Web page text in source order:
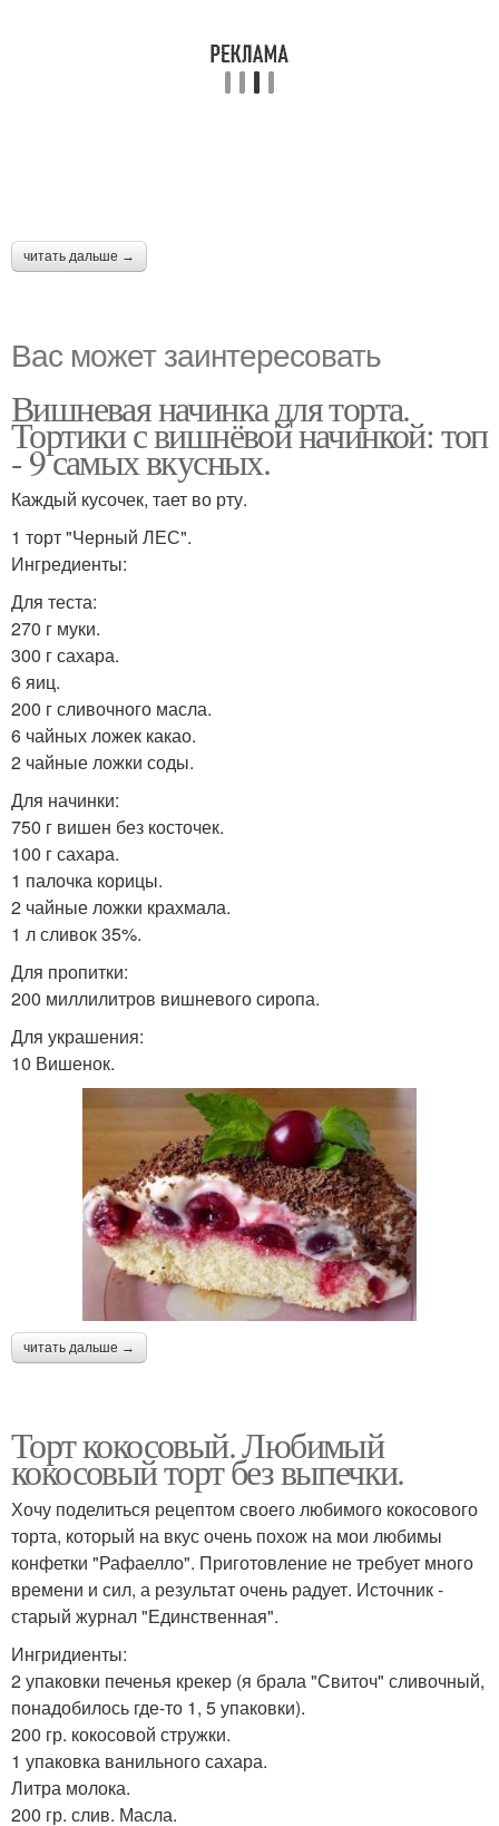
читать дальше →
Вас может заинтересовать
Вишневая начинка для торта.
Тортики с вишнёвой начинкой: топ
- 9 самых вкусных.
Каждый кусочек, тает во рту.
1 торт "Черный ЛЕС".
Ингредиенты:
Для теста:
270 г муки.
300 г сахара.
6 яиц.
200 г сливочного масла.
6 чайных ложек какао.
2 чайные ложки соды.
Для начинки:
750 г вишен без косточек.
100 г сахара.
1 палочка корицы.
2 чайные ложки крахмала.
1 л сливок 35%.
Для пропитки:
200 миллилитров вишневого сиропа.
Для украшения:
10 Вишенок.
читать дальше →
Торт кокосовый. Любимый
кокосовый торт без выпечки.
Хочу поделиться рецептом своего любимого кокосового
торта, который на вкус очень похож на мои любимы
конфетки "Рафаелло". Приготовление не требует много
времени и сил, а результат очень радует. Источник -
старый журнал "Единственная".
Ингридиенты:
2 упаковки печенья крекер (я брала "Свиточ" сливочный,
понадобилось где-то 1, 5 упаковки).
200 гр. кокосовой стружки.
1 упаковка ванильного сахара.
Литра молока.
200 гр. слив. Масла.